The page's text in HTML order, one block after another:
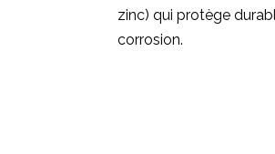
zinc) qui protège
corrosion.